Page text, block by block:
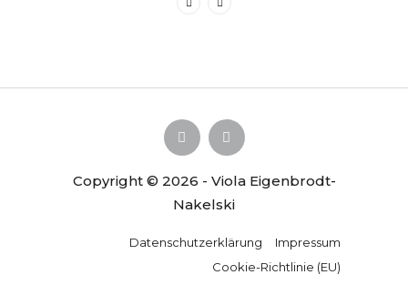
Copyright © 2026 - Viola Eigenbrodt-
Nakelski
Datenschutzerklärung
Impressum
Cookie-Richtlinie (EU)